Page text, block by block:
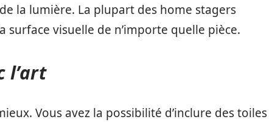
la lumière. La plupart des home stagers
visuelle de n’importe quelle pièce.
l’art
Vous avez la possibilité d’inclure des toiles